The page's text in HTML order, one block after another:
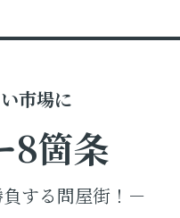
市場に
8箇条
する問屋街！－